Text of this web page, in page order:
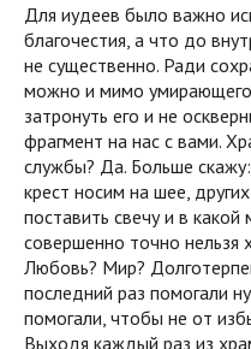
Для иудеев было важно
благочестия, а что до
не существенно. Ради
можно и мимо
затронуть его и не
фрагмент на нас с вами.
службы? Да. Больше
крест носим на шее,
поставить свечу и в
совершенно точно нельзя
Любовь? Мир?
последний раз помогали
помогали, чтобы не от
Выходя каждый раз из